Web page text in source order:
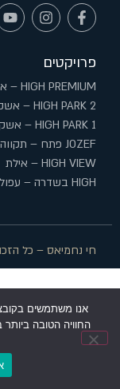
פרויקטים
HIGH PREMIUM – אילת
HIGH PARK 2 – אשקלון
HIGH PARK 1 – אשקלון
JOZEF פתח – תקווה
HIGH VIEW – אילת
HIGH בשדרה – עפולה
חי נחמיאס – כל
החוויה הטובה